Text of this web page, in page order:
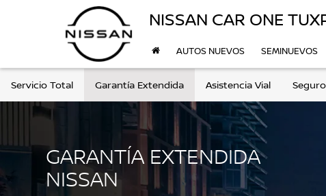
NISSAN CAR ONE
AUTOS NUEVOS SEMINUEVOS
Servicio Total Garantía Extendida Asistencia Vial
GARANTÍA EXTENDIDA
NISSAN